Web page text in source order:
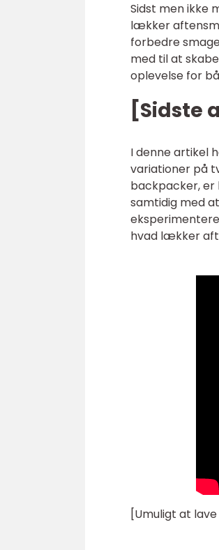
Sidst men ikke
lækker
forbedre
med til at
oplevelse for
[Sidste
I denne artikel
variationer på
backpacker,
samtidig med
hvad lækker
[Umuligt at